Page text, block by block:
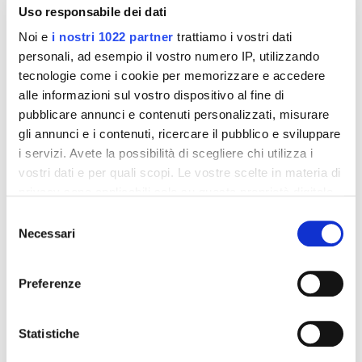
Uso responsabile dei dati
Noi e i nostri 1022 partner trattiamo i vostri dati
personali, ad esempio il vostro numero IP, utilizzando
tecnologie come i cookie per memorizzare e accedere
alle informazioni sul vostro dispositivo al fine di
pubblicare annunci e contenuti personalizzati, misurare
gli annunci e i contenuti, ricercare il pubblico e sviluppare
i servizi. Avete la possibilità di scegliere chi utilizza i
vostri dati e per quali scopi. Le vostre scelte in materia di
modificare o revocare il proprio consenso in qualsiasi
momento dalla Dichiarazione sui cookie o facendo clic
raccogliere informazioni sulla tua posizione
geografica, con un'approssimazione di qualche
delNecessari
Preferenze
Statistiche
Integratori per dimagrire
Amin 21 K al cacao - 21
bustine
carrello
Integratori per dimagrire
Amin 21 K neutro